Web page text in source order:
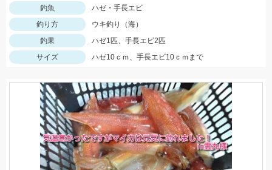
釣魚
ハゼ・手長エビ
釣り方
ウキ釣り（海）
釣果
ハゼ1匹、手長エビ2匹
サイズ
ハゼ10ｃｍ、手長エビ10ｃｍまで